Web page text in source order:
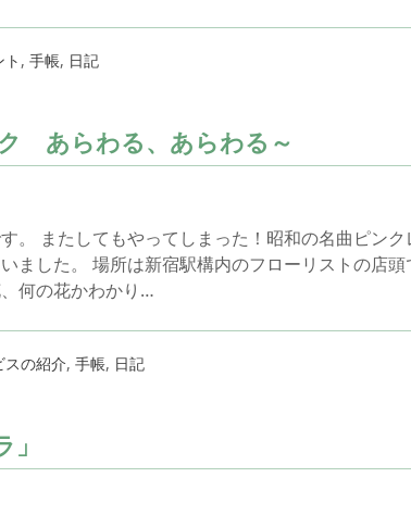
, 手帳, 日記
あらわる、あらわる～
。 またしてもやってしまった！昭和の名曲ピン
ました。 場所は新宿駅構内のフローリストの店
何の花かわかり…
スの紹介, 手帳, 日記